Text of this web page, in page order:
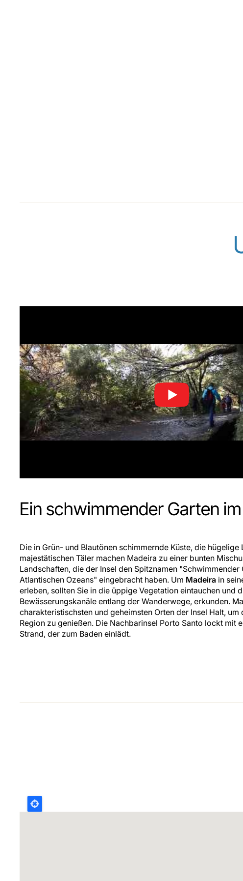
Ein schwimmender Garten
Die in Grün- und Blautönen schimmernde Küste, die hügelige
majestätischen Täler machen Madeira zu einer bunten
Landschaften, die der Insel den Spitznamen "Schwimmender
Atlantischen Ozeans" eingebracht haben. Um Madeira in
erleben, sollten Sie in die üppige Vegetation eintauchen und
Bewässerungskanäle entlang der Wanderwege, erkunden.
charakteristischsten und geheimsten Orten der Insel Halt, um
Region zu genießen. Die Nachbarinsel Porto Santo lockt mit
Strand, der zum Baden einlädt.